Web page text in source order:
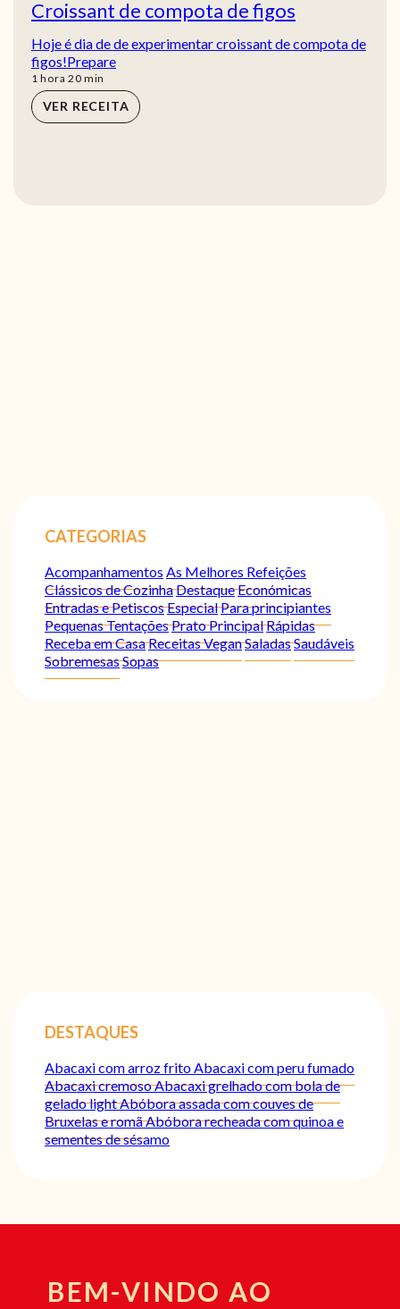
Croissant de compota de figos
Hoje é dia de de experimentar croissant de compota de
figos!Prepare
1 hora
hora 20min
min
VER RECEITA
CATEGORIAS
Acompanhamentos As Melhores Refeições
Clássicos de CozinhaDestaqueEconómicas
Entradas e PetiscosEspecialPara principiantes
Pequenas TentaçõesPrato PrincipalRápidas
Receba em CasaReceitas VeganSaladasSaudáveis
SobremesasSopas
DESTAQUES
Abacaxi com arroz fritoAbacaxi com peru fumado
Abacaxi cremosoAbacaxi grelhado com bola de
gelado lightAbóbora assada com couves de
Bruxelas e romãAbóbora recheada com quinoa e
sementes de sésamo
BEM-VINDO AO